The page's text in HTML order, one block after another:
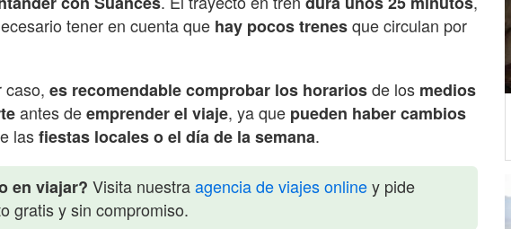
tener en cuenta que hay pocos trenesque circulan por
caso, es recomendablecomprobar los horariosde los medios
antes deemprender el viaje, ya que pueden haber cambios
lasfiestas locales o el día de la semana.
en viajar? Visita nuestraagencia de viajes onliney pide
gratis y sin compromiso.